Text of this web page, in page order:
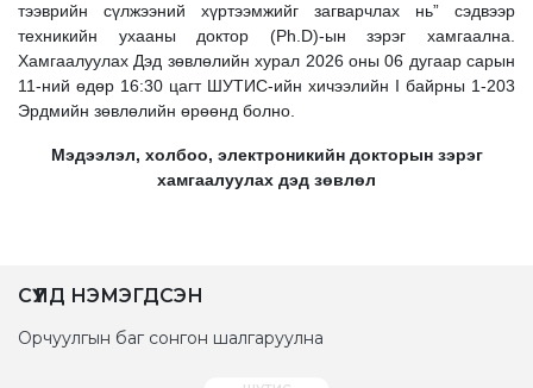
тээврийн сүлжээний хүртээмжийг загварчлах нь” сэдвээр
техникийн ухааны доктор (Ph.D)-ын зэрэг хамгаална.
Хамгаалуулах Дэд зөвлөлийн хурал 2026 оны 06 дугаар сарын
11-ний өдөр 16:30 цагт ШУТИС-ийн хичээлийн I байрны 1-203
Эрдмийн зөвлөлийн өрөөнд болно.
Мэдээлэл, холбоо, электроникийн докторын зэрэг
хамгаалуулах дэд зөвлөл
СҮҮЛД НЭМЭГДСЭН
Орчуулгын баг сонгон шалгаруулна